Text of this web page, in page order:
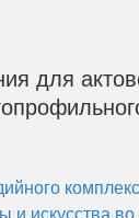
для